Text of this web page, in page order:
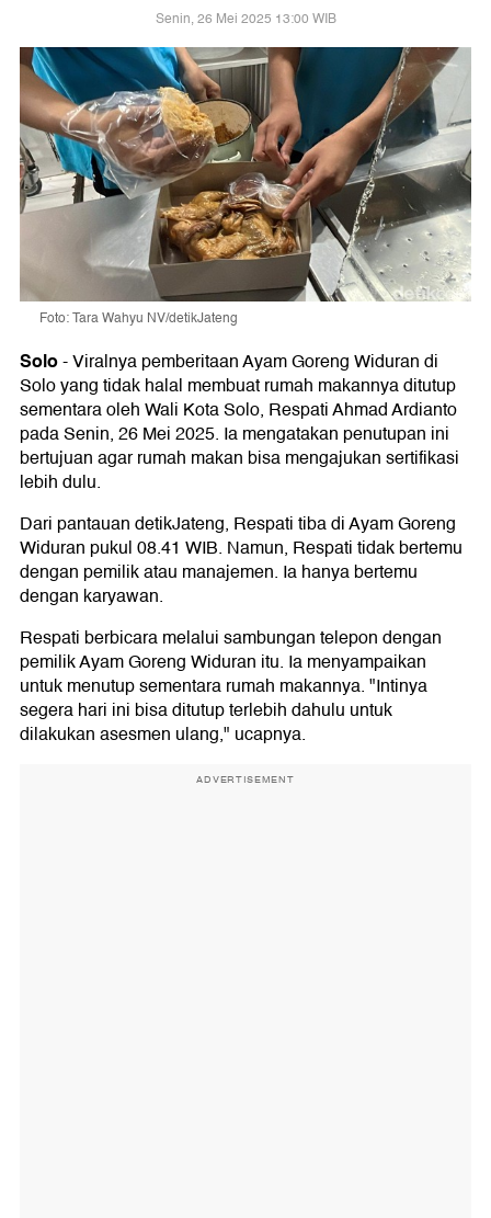
Senin, 26 Mei 2025 13:00 WIB
Foto: Tara Wahyu NV/detikJateng
Solo-Viralnya pemberitaan Ayam Goreng Widuran di
Solo yang tidak halal membuat rumah makannya ditutup
sementara oleh Wali Kota Solo, Respati Ahmad Ardianto
pada Senin, 26 Mei 2025. Ia mengatakan penutupan ini
bertujuan agar rumah makan bisa mengajukan sertifikasi
lebih dulu.
Dari pantauan detikJateng, Respati tiba di Ayam Goreng
Widuran pukul 08.41 WIB. Namun, Respati tidak bertemu
dengan pemilik atau manajemen. Ia hanya bertemu
dengan karyawan.
Respati berbicara melalui sambungan telepon dengan
pemilik Ayam Goreng Widuran itu. Ia menyampaikan
untuk menutup sementara rumah makannya. "Intinya
segera hari ini bisa ditutup terlebih dahulu untuk
dilakukan asesmen ulang," ucapnya.
ADVERTISEMENT